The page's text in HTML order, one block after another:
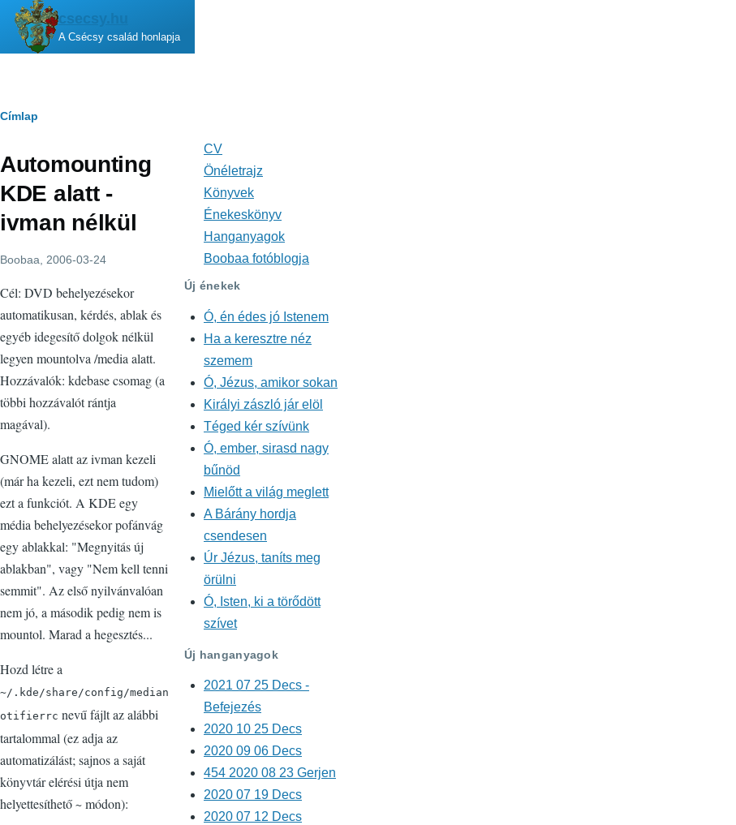
Ugrás a tartalomra
csecsy.hu
A Csécsy család honlapja
Morzsa
Címlap
Automounting
KDE alatt -
ivman nélkül
Boobaa, 2006-03-24
Cél: DVD behelyezésekor
automatikusan, kérdés, ablak és
egyéb idegesítő dolgok nélkül
legyen mountolva /media alatt.
Hozzávalók: kdebase csomag (a
többi hozzávalót rántja
magával).
GNOME alatt az ivman kezeli
(már ha kezeli, ezt nem tudom)
ezt a funkciót. A KDE egy
média behelyezésekor pofánvág
egy ablakkal: "Megnyitás új
ablakban", vagy "Nem kell tenni
semmit". Az első nyilvánvalóan
nem jó, a második pedig nem is
mountol. Marad a hegesztés...
Hozd létre a
~/.kde/share/config/median
otifierrc nevű fájlt az alábbi
tartalommal (ez adja az
automatizálást; sajnos a saját
könyvtár elérési útja nem
helyettesíthető ~ módon):
navigáció
CV
Önéletrajz
Könyvek
Énekeskönyv
Hanganyagok
Boobaa fotóblogja
Új énekek
Ó, én édes jó Istenem
Ha a keresztre néz
szemem
Ó, Jézus, amikor sokan
Királyi zászló jár elöl
Téged kér szívünk
Ó, ember, sirasd nagy
bűnöd
Mielőtt a világ meglett
A Bárány hordja
csendesen
Úr Jézus, taníts meg
örülni
Ó, Isten, ki a törődött
szívet
Új hanganyagok
2021 07 25 Decs -
Befejezés
2020 10 25 Decs
2020 09 06 Decs
454 2020 08 23 Gerjen
2020 07 19 Decs
2020 07 12 Decs